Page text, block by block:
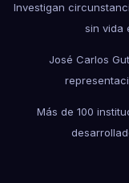
Investigan
sin vida
José Carlos
Más de 100